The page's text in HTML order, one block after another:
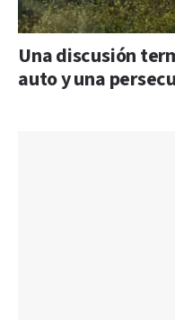
Una discusión
auto y una